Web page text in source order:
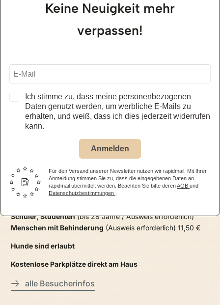
alle Öffnungszeiten – Museum
täglich, ab 11.30 Uhr
Eintrittspreis Museum
Kinder(6-15 Jahre) 8,50 €
Familienticket(2 Eltern oder Großeltern + eigene Kinder bis
15 Jahre) 31,00 €
Schüler, Studenten(bis 28 Jahre / Ausweis erforderlich)
Menschen mit Behinderung (Ausweis erforderlich) 11,50 €
Hunde sind erlaubt
Kostenlose Parkplätze direkt am Haus
alle Besucherinfos
Keine Neuigkeit mehr
verpassen!
Ich stimme zu, dass meine personenbezogenen
Daten genutzt werden, um werbliche E-Mails zu
erhalten, und weiß, dass ich dies jederzeit widerrufen
kann.
Anmelden
Für den Versand unserer Newsletter nutzen wir rapidmail. Mit Ihrer
Anmeldung stimmen Sie zu, dass die eingegebenen Daten an
rapidmail übermittelt werden. Beachten Sie bitte derenAGB und
Datenschutzbestimmungen